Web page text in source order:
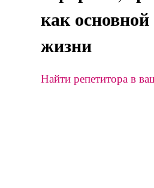
как
жизни
Найти репетитора в